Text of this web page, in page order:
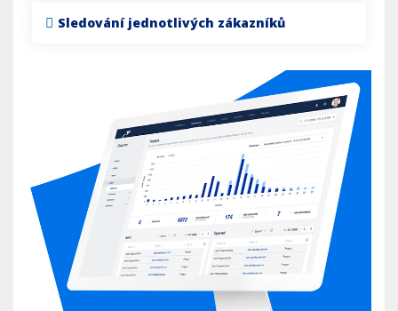
Sledování jednotlivých zákazníků